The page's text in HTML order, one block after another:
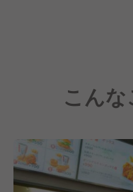
相談できる仲間が常
こん